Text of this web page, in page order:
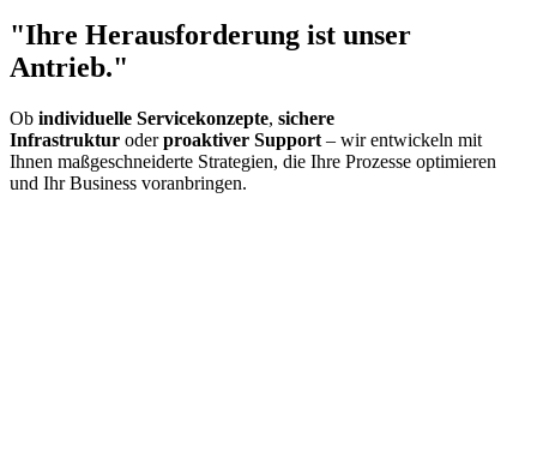
"Ihre Herausforderung ist unser
Antrieb."
Ob individuelle Servicekonzepte, sichere
Infrastruktur oderproaktiver Support – wir entwickeln mit
Ihnen maßgeschneiderte Strategien, die Ihre Prozesse optimieren
und Ihr Business voranbringen.